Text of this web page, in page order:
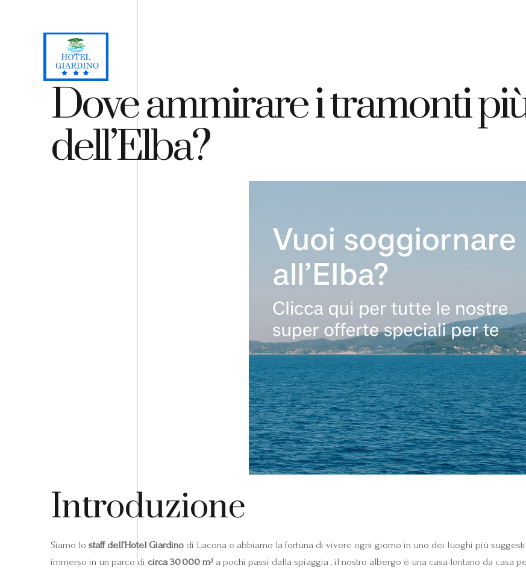
Dove ammirare i tramonti
dell’Elba?
Introduzione
Siamo lo staff dell’Hotel Giardino di Lacona e abbiamo la fortuna di vivere ogni giorno in uno dei luoghi più
immerso in un parco di circa 30 000 m² a pochi passi dalla spiaggia , il nostro albergo è una casa lontano da casa